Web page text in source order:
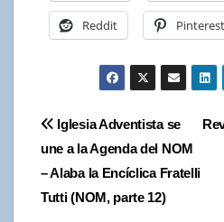
Reddit Pinterest
Navegación
de
entradas
Iglesia Adventista se
une a la Agenda del NOM
– Alaba la Encíclica Fratelli
Tutti (NOM, parte 12)